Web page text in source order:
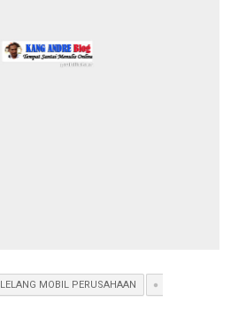
LELANG MOBIL PERUSAHAAN